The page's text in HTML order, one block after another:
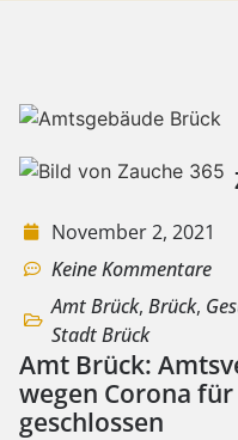
November 2, 2021
Keine Kommentare
Amt Brück, Brück,
Stadt Brück
Amt Brück:
wegen Corona
geschlossen